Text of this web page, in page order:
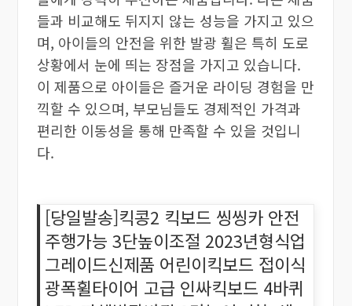
들과 비교해도 뒤지지 않는 성능을 가지고 있으
며, 아이들의 안전을 위한 발광 휠은 특히 도로
상황에서 눈에 띄는 장점을 가지고 있습니다.
이 제품으로 아이들은 즐거운 라이딩 경험을 만
끽할 수 있으며, 부모님들도 경제적인 가격과
편리한 이동성을 통해 만족할 수 있을 것입니
다.
[당일발송]킥콩2 킥보드 씽씽카 안전
주행가능 3단높이조절 2023년형식업
그레이드신제품 어린이킥보드 접이식
광폭휠타이어 고급 인싸킥보드 4바퀴